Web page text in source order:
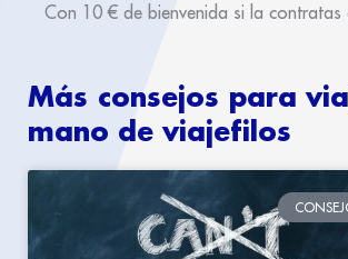
Con 10 € de bienvenida si la contratas
Más consejos para
mano de viajefilos